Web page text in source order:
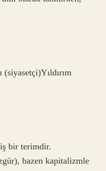
bir terimdir.
bazen kapitalizmle